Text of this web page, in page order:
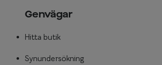
Genvägar
Hitta butik
Synundersökning